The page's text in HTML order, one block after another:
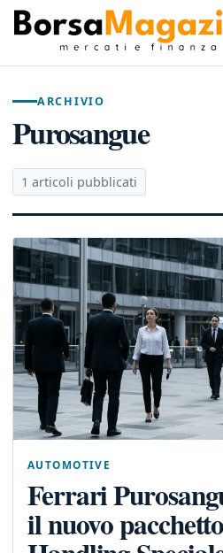
ARCHIVIO
Purosangue
1 articoli pubblicati
AUTOMOTIVE
Ferrari
il nuovo